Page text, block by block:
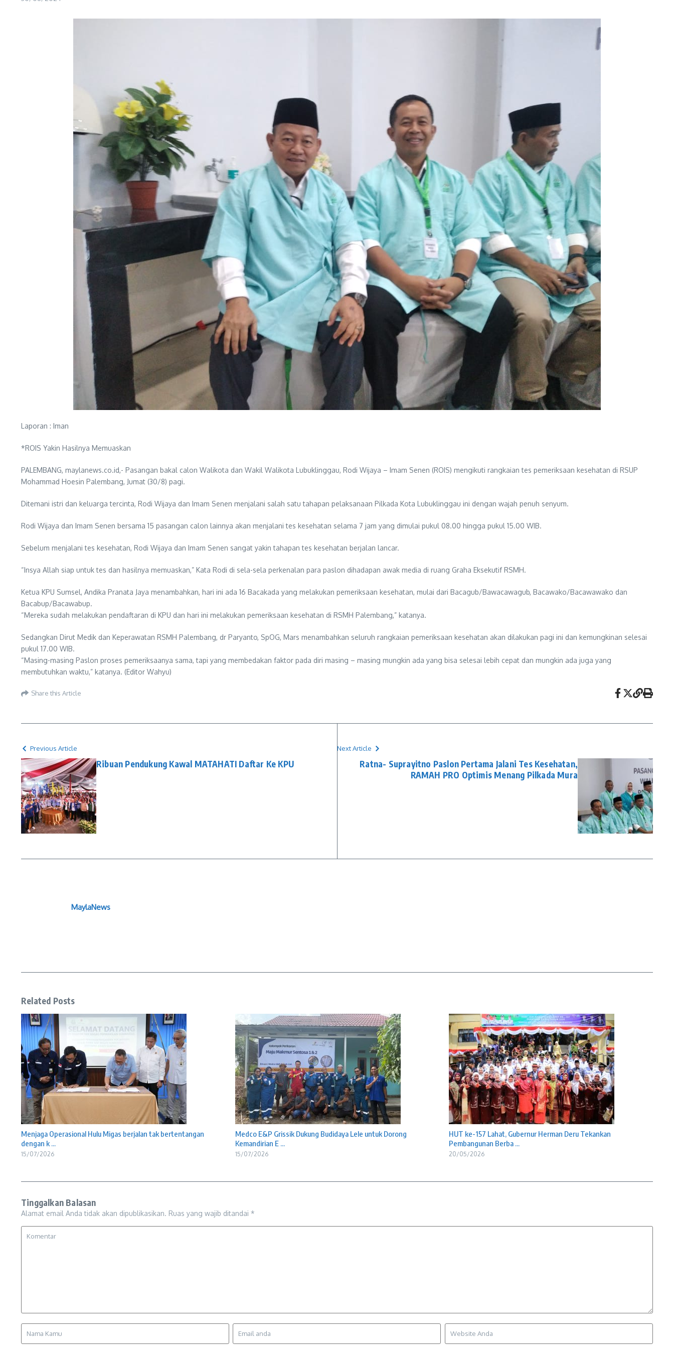
Laporan : Iman
*ROIS Yakin Hasilnya Memuaskan
PALEMBANG, maylanews.co.id,- Pasangan bakal calon Walikota dan Wakil Walikota Lubuklinggau, Rodi Wijaya – Imam Senen (ROIS) mengikuti rangkaian tes pemeriksaan kesehatan di RSUP
Mohammad Hoesin Palembang, Jumat (30/8) pagi.
Ditemani istri dan keluarga tercinta, Rodi Wijaya dan Imam Senen menjalani salah satu tahapan pelaksanaan Pilkada Kota Lubuklinggau ini dengan wajah penuh senyum.
Rodi Wijaya dan Imam Senen bersama 15 pasangan calon lainnya akan menjalani tes kesehatan selama 7 jam yang dimulai pukul 08.00 hingga pukul 15.00 WIB.
Sebelum menjalani tes kesehatan, Rodi Wijaya dan Imam Senen sangat yakin tahapan tes kesehatan berjalan lancar.
“Insya Allah siap untuk tes dan hasilnya memuaskan,” Kata Rodi di sela-sela perkenalan para paslon dihadapan awak media di ruang Graha Eksekutif RSMH.
Ketua KPU Sumsel, Andika Pranata Jaya menambahkan, hari ini ada 16 Bacakada yang melakukan pemeriksaan kesehatan, mulai dari Bacagub/Bawacawagub, Bacawako/Bacawawako dan
Bacabup/Bacawabup.
“Mereka sudah melakukan pendaftaran di KPU dan hari ini melakukan pemeriksaan kesehatan di RSMH Palembang,” katanya.
Sedangkan Dirut Medik dan Keperawatan RSMH Palembang, dr Paryanto, SpOG, Mars menambahkan seluruh rangkaian pemeriksaan kesehatan akan dilakukan pagi ini dan kemungkinan selesai
pukul 17.00 WIB.
“Masing-masing Paslon proses pemeriksaanya sama, tapi yang membedakan faktor pada diri masing – masing mungkin ada yang bisa selesai lebih cepat dan mungkin ada juga yang
membutuhkan waktu,” katanya. (Editor Wahyu)
Share this Article
Previous Article
Ribuan Pendukung Kawal MATAHATI Daftar Ke KPU
Next Article
Ratna- Suprayitno Paslon Pertama Jalani Tes Kesehatan,
RAMAH PRO Optimis Menang Pilkada Mura
MaylaNews
Related Posts
Menjaga Operasional Hulu Migas berjalan tak bertentangan
dengan k ...
15/07/2026
Medco E&P Grissik Dukung Budidaya Lele untuk Dorong
Kemandirian E ...
15/07/2026
HUT ke-157 Lahat, Gubernur Herman Deru Tekankan
Pembangunan Berba ...
20/05/2026
Tinggalkan Balasan
Alamat email Anda tidak akan dipublikasikan. Ruas yang wajib ditandai *